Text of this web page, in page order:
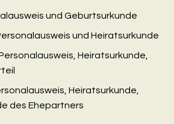
und Geburtsurkunde
und Heiratsurkunde
Heiratsurkunde,
Heiratsurkunde,
des Ehepartners